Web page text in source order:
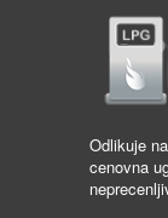
Odlikuje
cenovna